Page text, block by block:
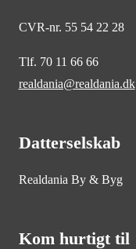
CVR-nr. 55 54 22 28
Tlf. 70 11 66 66
realdania@realdania.dk
Datterselskab
Realdania By & Byg
Kom hurtigt til